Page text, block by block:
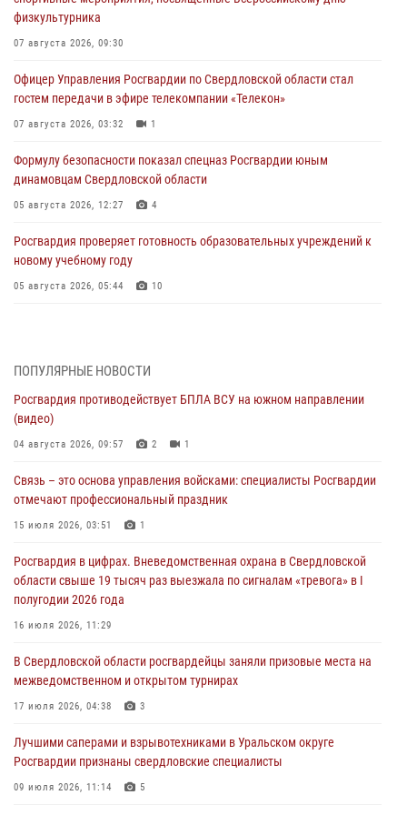
физкультурника
07 августа 2026, 09:30
Офицер Управления Росгвардии по Свердловской области стал
гостем передачи в эфире телекомпании «Телекон»
07 августа 2026, 03:32 1
Формулу безопасности показал спецназ Росгвардии юным
динамовцам Свердловской области
05 августа 2026, 12:27 4
Росгвардия проверяет готовность образовательных учреждений к
новому учебному году
05 августа 2026, 05:44 10
04 августа 2026, 09:57 2
Росгвардия приняла участие в обеспечении безопасности Дня
города в Екатеринбурге
03 августа 2026, 07:43 3
Росгвардия приняла участие в межведомственном
антитеррористическом учении в Свердловской области
31 июля 2026, 12:27 1
Росгвардия обеспечивает безопасность граждан на южном
направлении
31 июля 2026, 06:56
рассказал об итогах работы подразделения в эфире телекомпании
«Телекон»
30 июля 2026, 11:33 1
ПОПУЛЯРНЫЕ НОВОСТИ
Росгвардия противодействует БПЛА ВСУ на южном направлении
(видео)
04 августа 2026, 09:57 2 1
Связь – это основа управления войсками: специалисты Росгвардии
отмечают профессиональный праздник
15 июля 2026, 03:51 1
Росгвардия в цифрах. Вневедомственная охрана в Свердловской
области свыше 19 тысяч раз выезжала по сигналам «тревога» в I
полугодии 2026 года
16 июля 2026, 11:29
В Свердловской области росгвардейцы заняли призовые места на
межведомственном и открытом турнирах
17 июля 2026, 04:38 3
Лучшими саперами и взрывотехниками в Уральском округе
Росгвардии признаны свердловские специалисты
09 июля 2026, 11:14 5